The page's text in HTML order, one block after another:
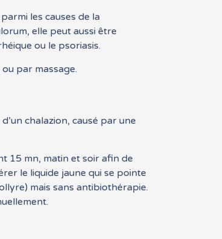
les causes de la
elle peut aussi être
ou le psoriasis.
par massage.
chalazion, causé par une
15 mn, matin et soir afin de
le liquide jaune qui se pointe
mais sans antibiothérapie.